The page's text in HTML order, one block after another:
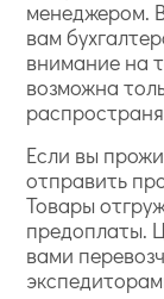
менеджером.
вам
внимание на
возможна
Если вы
отправить
Товары
предоплаты.
вами